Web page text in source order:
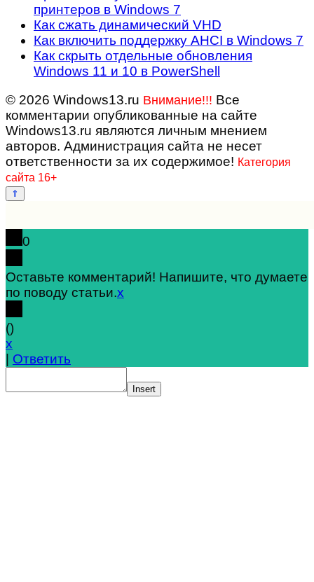
принтеров в Windows 7
Как сжать динамический VHD
Как включить поддержку AHCI в Windows 7
Как скрыть отдельные обновления
Windows 11 и 10 в PowerShell
© 2026 Windows13.ru Внимание!!! Все
комментарии опубликованные на сайте
Windows13.ru являются личным мнением
авторов. Администрация сайта не несет
ответственности за их содержимое! Категория
сайта 16+
0
Оставьте комментарий! Напишите, что думаете
по поводу статьи.x
()
x
Ответить
Insert